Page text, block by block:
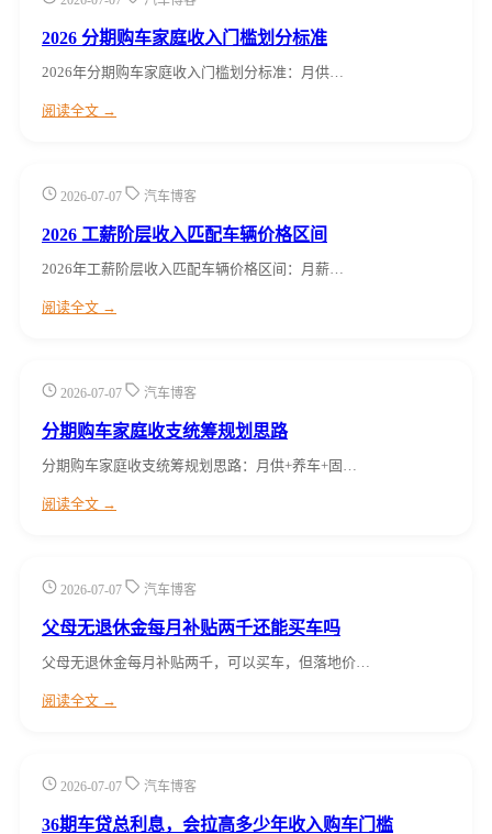
2026 分期购车家庭收入门槛划分标准
2026年分期购车家庭收入门槛划分标准：月供…
阅读全文 →
2026-07-07 汽车博客
2026 工薪阶层收入匹配车辆价格区间
2026年工薪阶层收入匹配车辆价格区间：月薪…
阅读全文 →
2026-07-07 汽车博客
分期购车家庭收支统筹规划思路
分期购车家庭收支统筹规划思路：月供+养车+固…
阅读全文 →
2026-07-07 汽车博客
父母无退休金每月补贴两千还能买车吗
父母无退休金每月补贴两千，可以买车，但落地价…
阅读全文 →
2026-07-07 汽车博客
36期车贷总利息，会拉高多少年收入购车门槛